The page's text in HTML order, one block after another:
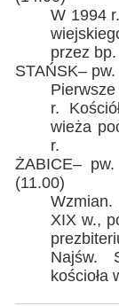
W 1994
przez
STAŃSK–
r.
wieża
r.
ŻABICE–
(11.00)
XIX w.,
Najśw.
kościoła